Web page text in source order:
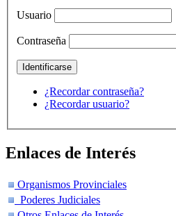
Usuario
Contraseña
¿Recordar contraseña?
¿Recordar usuario?
Enlaces de Interés
Organismos Provinciales
Poderes Judiciales